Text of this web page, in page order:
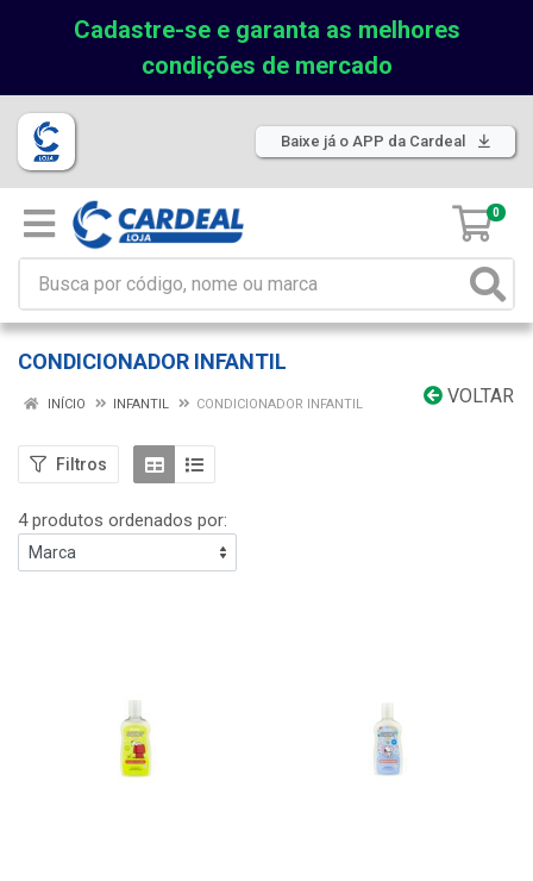
Cadastre-se e garanta as melhores
condições de mercado
Baixe já o APP da Cardeal
0
CONDICIONADOR INFANTIL
VOLTAR
INÍCIO INFANTIL CONDICIONADOR INFANTIL
Filtros
4 produtos ordenados por: